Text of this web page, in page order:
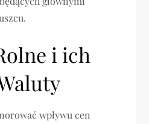
i ich
wpływu cen